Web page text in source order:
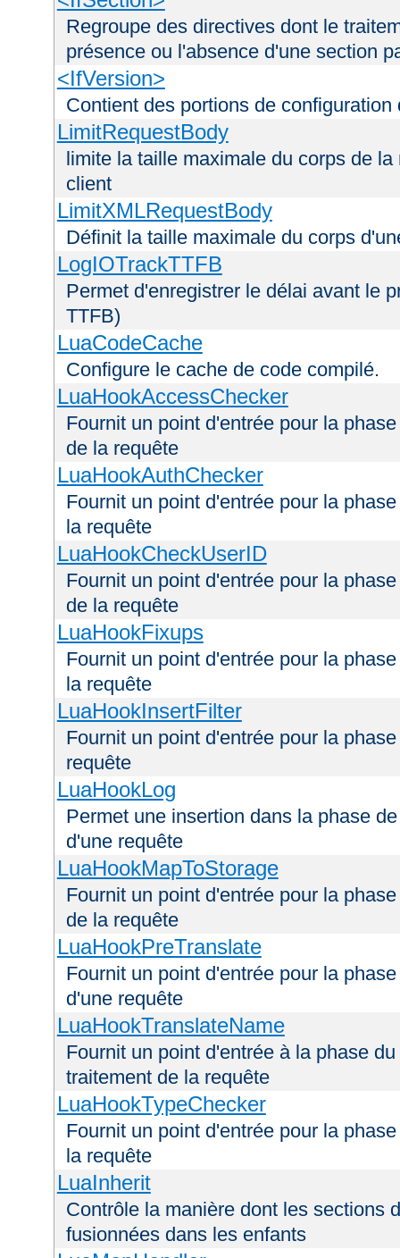
Regroupe des directives dont le
présence ou l'absence d'une section
<IfVersion>
Contient des portions de
LimitRequestBody
limite la taille maximale du corps de
client
LimitXMLRequestBody
Définit la taille maximale du corps
LogIOTrackTTFB
Permet d'enregistrer le délai avant le
TTFB)
LuaCodeCache
Configure le cache de code compilé.
LuaHookAccessChecker
Fournit un point d'entrée pour la
de la requête
LuaHookAuthChecker
Fournit un point d'entrée pour la
la requête
LuaHookCheckUserID
Fournit un point d'entrée pour la
de la requête
LuaHookFixups
Fournit un point d'entrée pour la
la requête
LuaHookInsertFilter
Fournit un point d'entrée pour la
requête
LuaHookLog
Permet une insertion dans la phase
d'une requête
LuaHookMapToStorage
Fournit un point d'entrée pour la
de la requête
LuaHookPreTranslate
Fournit un point d'entrée pour la
d'une requête
LuaHookTranslateName
Fournit un point d'entrée à la phase
traitement de la requête
LuaHookTypeChecker
Fournit un point d'entrée pour la
la requête
LuaInherit
Contrôle la manière dont les sections
fusionnées dans les enfants